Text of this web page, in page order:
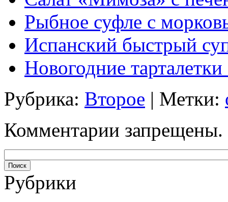
Рыбное суфле с
Испанский быстрый
Новогодние
Рубрика: Второе | Метки:
Комментарии запрещены.
Рубрики